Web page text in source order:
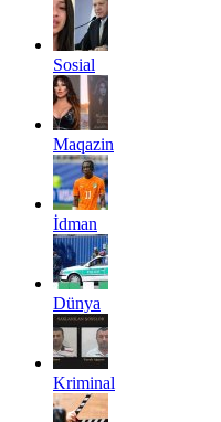
Sosial
Maqazin
İdman
Dünya
Kriminal